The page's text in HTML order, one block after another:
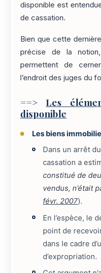
disponible est
de cassation.
Bien que cette
précise de la
permettent de
l’endroit des juges du
==>Les
disponible
Les biens
Dans un arrêt
cassation a
constitué de
vendus, n’était
févr. 2007).
En l’espèce, le
point de
dans le cadre
d’expropriation.